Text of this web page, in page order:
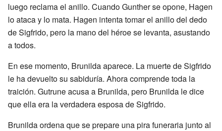
luego reclama el anillo. Cuando Gunther se opone, Hagen
lo ataca y lo mata. Hagen intenta tomar el anillo del dedo
de Sigfrido, pero la mano del héroe se levanta, asustando
a todos.
En ese momento, Brunilda aparece. La muerte de Sigfrido
le ha devuelto su sabiduría. Ahora comprende toda la
traición. Gutrune acusa a Brunilda, pero Brunilda le dice
que ella era la verdadera esposa de Sigfrido.
Brunilda ordena que se prepare una pira funeraria junto al